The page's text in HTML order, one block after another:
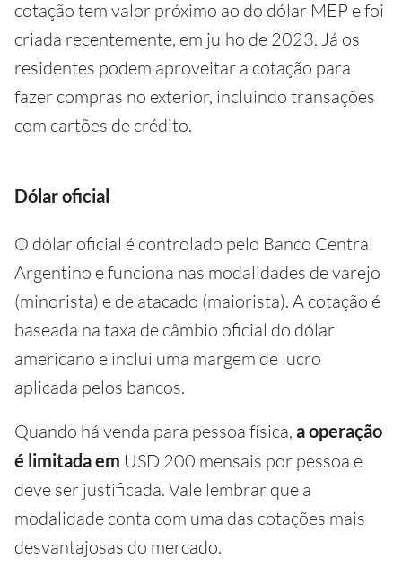
cotação tem valor próximo ao do dólar MEP e foi
criada recentemente, em julho de 2023. Já os
residentes podem aproveitar a cotação para
fazer compras no exterior, incluindo transações
com cartões de crédito.
Dólar oficial
O dólar oficial é controlado pelo Banco Central
Argentino e funciona nas modalidades de varejo
(minorista) e de atacado (maiorista). A cotação é
baseada na taxa de câmbio oficial do dólar
americano e inclui uma margem de lucro
aplicada pelos bancos.
Quando há venda para pessoa física, a operação
é limitada em ​​ USD 200 mensais por pessoa e
deve ser justificada. Vale lembrar que a
modalidade conta com uma das cotações mais
desvantajosas do mercado.